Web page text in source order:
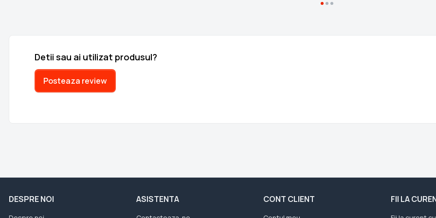
Detii sau ai utilizat produsul?
Posteaza review
DESPRE NOI ASISTENTA CONT CLIENT FII LA